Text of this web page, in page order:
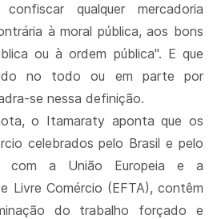
qualquer mercadoria
à moral pública, aos bons
ou à ordem pública". E que
no todo ou em parte por
se nessa definição.
o Itamaraty aponta que os
celebrados pelo Brasil e pelo
com a União Europeia e a
Livre Comércio (EFTA), contêm
do trabalho forçado e